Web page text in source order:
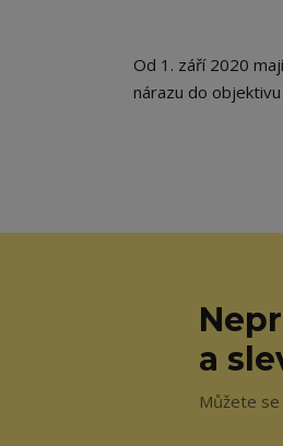
Od 1. září 2020
nárazu do
a
Můžete se